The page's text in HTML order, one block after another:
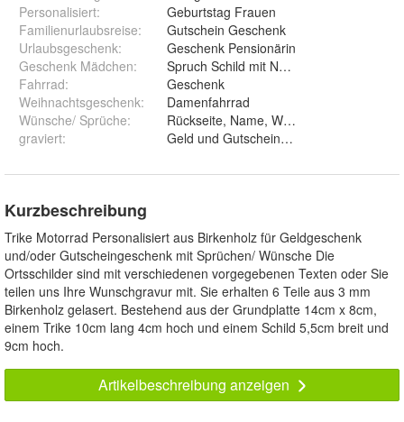
Personalisiert:
Geburtstag Frauen
Familienurlaubsreise:
Gutschein Geschenk
Urlaubsgeschenk:
Geschenk Pensionärin
Geschenk Mädchen:
Spruch Schild mit Namen
Fahrrad:
Geschenk
Weihnachtsgeschenk:
Damenfahrrad
Wünsche/ Sprüche:
Rückseite, Name, Wunschgravur, Alles
graviert:
Kurzbeschreibung
Trike Motorrad Personalisiert aus Birkenholz für Geldgeschenk
und/oder Gutscheingeschenk mit Sprüchen/ Wünsche Die
Ortsschilder sind mit verschiedenen vorgegebenen Texten oder Sie
teilen uns Ihre Wunschgravur mit. Sie erhalten 6 Teile aus 3 mm
Birkenholz gelasert. Bestehend aus der Grundplatte 14cm x 8cm,
einem Trike 10cm lang 4cm hoch und einem Schild 5,5cm breit und
9cm hoch.
Artikelbeschreibung anzeigen